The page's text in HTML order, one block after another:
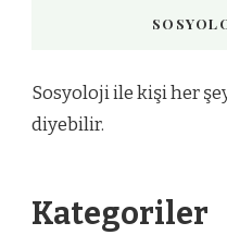
Sosyoloji ile kişi her
diyebilir.
Kategoriler